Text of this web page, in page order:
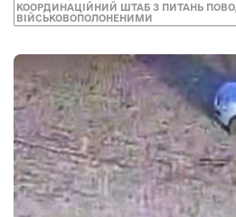
КООРДИНАЦІЙНИЙ ШТАБ З ПИТАНЬ
ВІЙСЬКОВОПОЛОНЕНИМИ